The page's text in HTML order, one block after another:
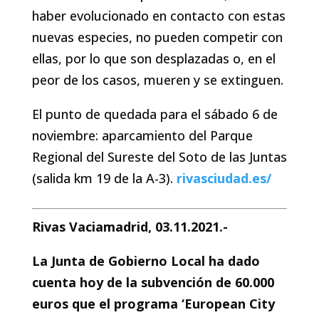
haber evolucionado en contacto con estas
nuevas ‎especies, no pueden competir con
ellas, por lo que son desplazadas o, en ‎el
peor de los casos, mueren y se extinguen.
El punto de quedada para el sábado 6 de
noviembre: aparcamiento del Parque
Regional del Sureste del Soto de las Juntas
(salida km 19 de la A-3). rivasciudad.es/
Rivas Vaciamadrid, 03.11.2021.-
La Junta de Gobierno Local ha dado
cuenta hoy de la subvención de 60.000
euros que el programa ‘European City